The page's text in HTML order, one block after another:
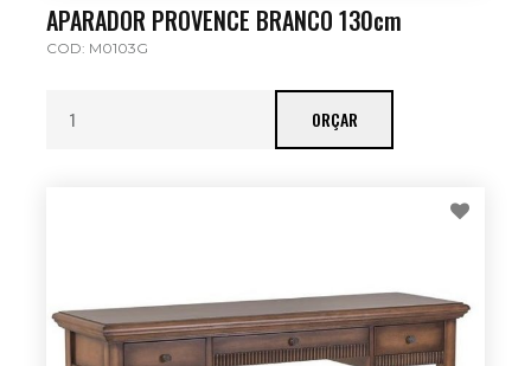
APARADOR PROVENCE BRANCO 130cm
COD: M0103G
ORÇAR